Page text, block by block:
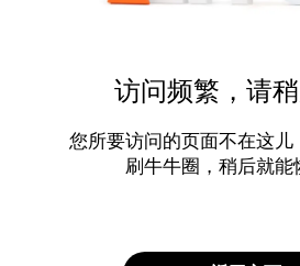
访问频繁，请
您所要访问的页面不在这儿
刷牛牛圈，稍后就能